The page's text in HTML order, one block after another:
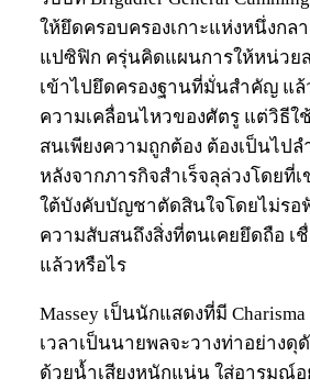
ให้ยึดครอบครองเกาะแห่งหนึ่งกล
แปซิฟิก ครุ่นคิดแผนการให้หน่วย
เข้าไปยึดครองฐานที่มั่นสำคัญ แล้
ความเคลื่อนไหวของศัตรู แต่วิธีใ
สนเพียงความถูกต้อง ต้องเป็นไป
หลังจากภารกิจสำเร็จลุล่วงโดยที่
ใต้บังคับบัญชาตัดสินใจโดยไม่รอ
ความสับสนถึงสิ่งที่ตนเคยยึดถือ เ
แล้วหรือไร
Massey เป็นนักแสดงที่มี
เวลาเป็นนายพลจะวางท่าอย่างดุดั
ด้วยน้ำเสียงหนักแน่น ใส่อารมณ์อ